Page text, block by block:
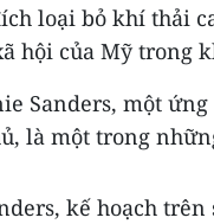
loại bỏ khí thải
hội của Mỹ trong
Sanders, một
là một trong
kế hoạch